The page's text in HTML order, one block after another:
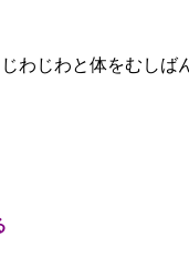
わじわと体をむしば